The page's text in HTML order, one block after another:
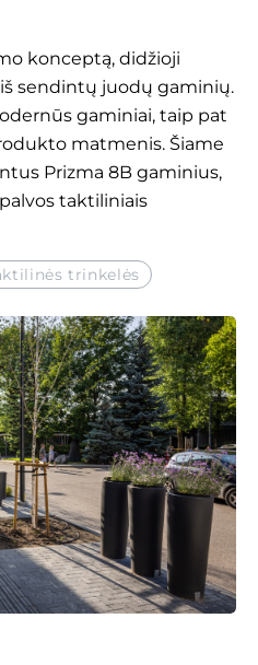
konceptą, didžioji
sendintų juodų gaminių.
gaminiai, taip pat
matmenis. Šiame
Prizma 8B gaminius,
taktiliniais
trinkelės